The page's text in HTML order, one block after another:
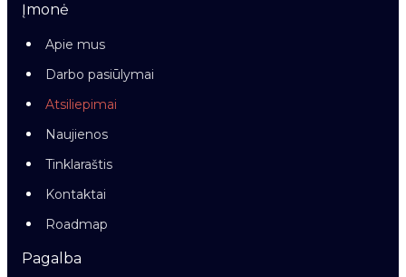
Įmonė
Apie mus
Darbo pasiūlymai
Atsiliepimai
Naujienos
Tinklaraštis
Kontaktai
Roadmap
Pagalba